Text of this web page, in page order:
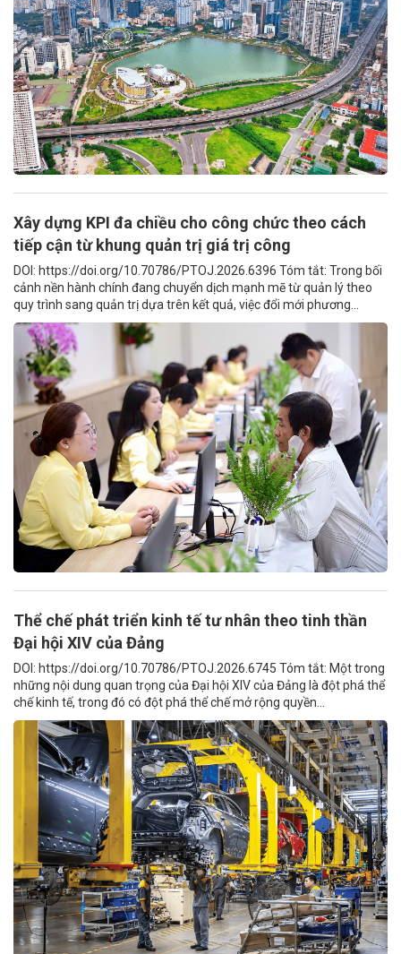
Xây dựng KPI đa chiều cho công chức theo cách
tiếp cận từ khung quản trị giá trị công
DOI: https://doi.org/10.70786/PTOJ.2026.6396 Tóm tắt: Trong bối
cảnh nền hành chính đang chuyển dịch mạnh mẽ từ quản lý theo
quy trình sang quản trị dựa trên kết quả, việc đổi mới phương...
Thể chế phát triển kinh tế tư nhân theo tinh thần
Đại hội XIV của Đảng
DOI: https://doi.org/10.70786/PTOJ.2026.6745 Tóm tắt: Một trong
những nội dung quan trọng của Đại hội XIV của Đảng là đột phá thể
chế kinh tế, trong đó có đột phá thể chế mở rộng quyền...